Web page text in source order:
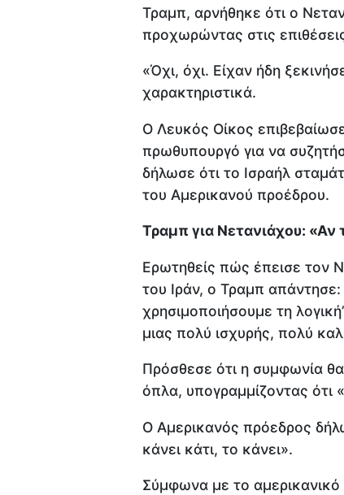
Τραμπ, αρνήθηκε ότι ο
προχωρώντας στις
«Όχι, όχι. Είχαν ήδη
χαρακτηριστικά.
Ο Λευκός Οίκος
πρωθυπουργό για να
δήλωσε ότι το Ισραήλ
του Αμερικανού προέδρου.
Τραμπ για Νετανιάχου: «Αν
Ερωτηθείς πώς έπεισε τον
του Ιράν, ο Τραμπ
χρησιμοποιήσουμε τη
μιας πολύ ισχυρής, πολύ
Πρόσθεσε ότι η συμφωνία
όπλα, υπογραμμίζοντας ότι
Ο Αμερικανός πρόεδρος
κάνει κάτι, το κάνει».
Σύμφωνα με το